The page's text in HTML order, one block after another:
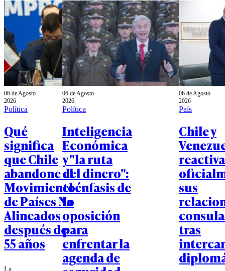
06 de Agosto
2026
Política
Qué
significa
que Chile
abandone el
Movimiento
de Países No
Alineados
después de
55 años
La
06 de Agosto
2026
Política
Inteligencia
Económica
y "la ruta
del dinero":
el énfasis de
la
oposición
para
enfrentar la
agenda de
06 de Agosto
2026
País
Chile y
sus
tras